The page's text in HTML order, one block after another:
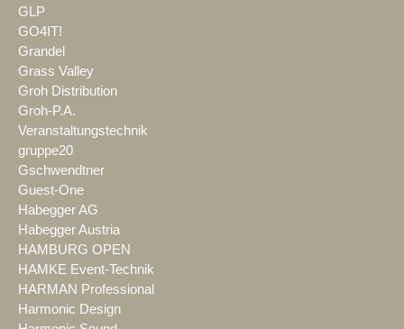
GLP
GO4IT!
Grandel
Grass Valley
Groh Distribution
Groh-P.A.
Veranstaltungstechnik
gruppe20
Gschwendtner
Guest-One
Habegger AG
Habegger Austria
HAMBURG OPEN
HAMKE Event-Technik
HARMAN Professional
Harmonic Design